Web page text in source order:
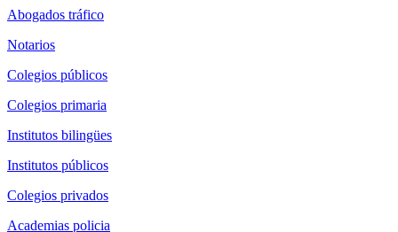
Abogados tráfico
Notarios
Colegios públicos
Colegios primaria
Institutos bilingües
Institutos públicos
Colegios privados
Academias policia